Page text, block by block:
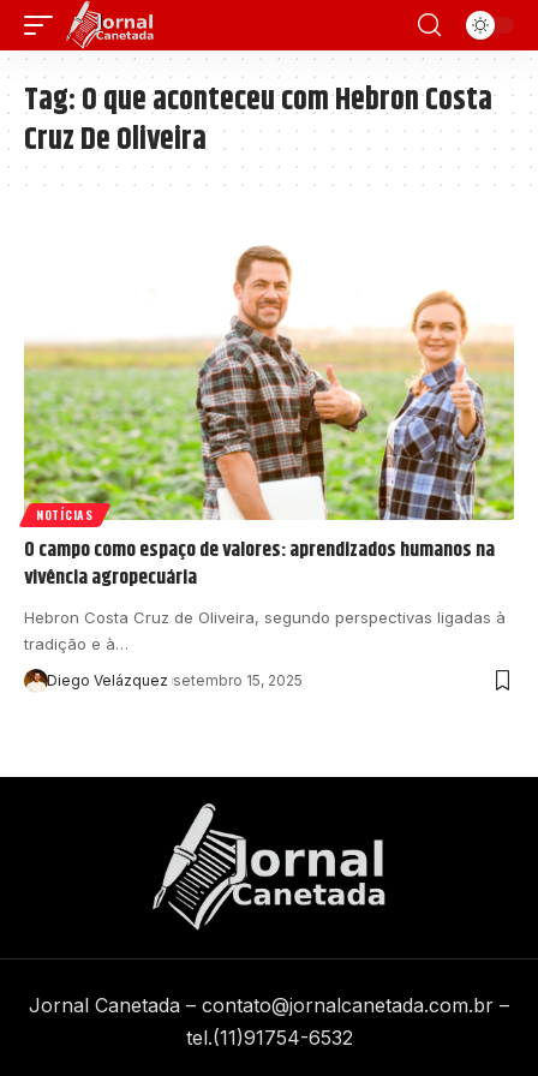
Tag:O que aconteceu com Hebron Costa
Cruz De Oliveira
NOTÍCIAS
O campo como espaço de valores: aprendizados humanos na
vivência agropecuária
Hebron Costa Cruz de Oliveira, segundo perspectivas ligadas à
tradição e à…
Diego Velázquez setembro 15, 2025
Jornal Canetada – contato@jornalcanetada.com.br –
tel.(11)91754-6532